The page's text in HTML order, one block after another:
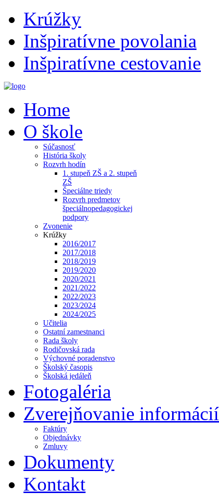
Krúžky
Inšpiratívne povolania
Inšpiratívne cestovanie
Home
O škole
Súčasnosť
História školy
Rozvrh hodín
1. stupeň ZŠ a 2. stupeň
ZŠ
Špeciálne triedy
Rozvrh predmetov
špeciálnopedagogickej
podpory
Zvonenie
Krúžky
2016/2017
2017/2018
2018/2019
2019/2020
2020/2021
2021/2022
2022/2023
2023/2024
2024/2025
Učitelia
Ostatní zamestnanci
Rada školy
Rodičovská rada
Výchovné poradenstvo
Školský časopis
Školská jedáleň
Fotogaléria
Zverejňovanie informácií
Faktúry
Objednávky
Zmluvy
Dokumenty
Kontakt